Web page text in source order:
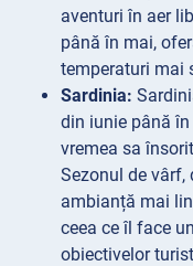
aventuri în aer
până în mai,
temperaturi mai
Sardinia:
din iunie până
vremea sa
Sezonul de vârf,
ambianță mai
ceea ce îl face
obiectivelor